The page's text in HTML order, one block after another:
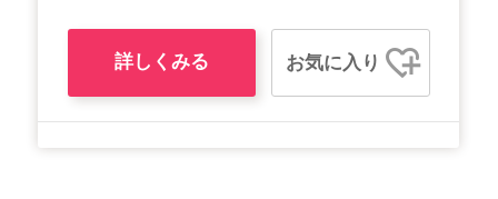
詳しくみる お気に入り